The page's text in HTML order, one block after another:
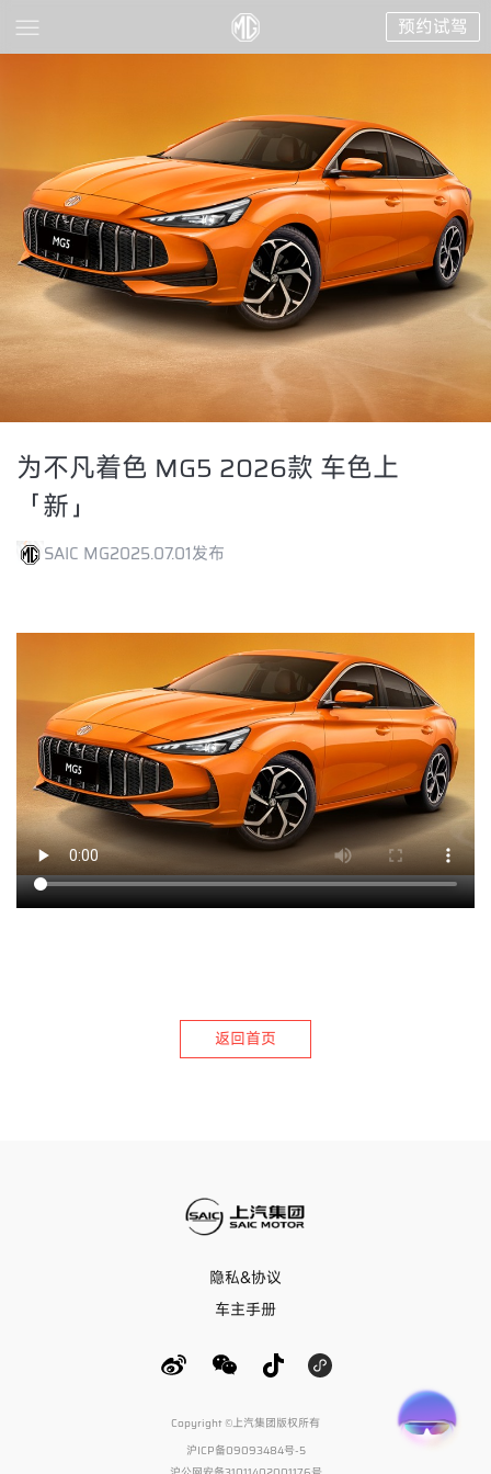
预约试驾
为不凡着色 MG5 2026款 车色上
「新」
SAIC MG2025.07.01发布
返回首页
隐私&协议
车主手册
Copyright ©上汽集团版权所有
沪ICP备09093484号-5